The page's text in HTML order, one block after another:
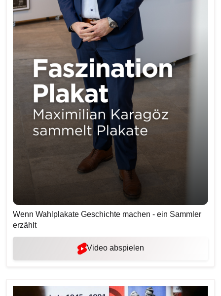
Wenn Wahlplakate Geschichte machen - ein Sammler
erzählt
Video abspielen
Bilddatei